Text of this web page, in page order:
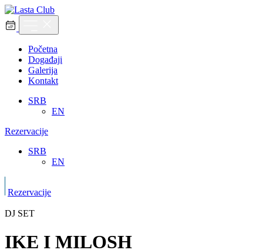
Početna
Događaji
Galerija
Kontakt
SRB
EN
Rezervacije
SRB
EN
Rezervacije
DJ SET
IKE I MILOSH